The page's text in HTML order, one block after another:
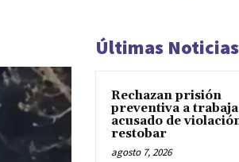
Últimas Noticias
Rechazan prisión
preventiva a
acusado de
restobar
agosto 7, 2026